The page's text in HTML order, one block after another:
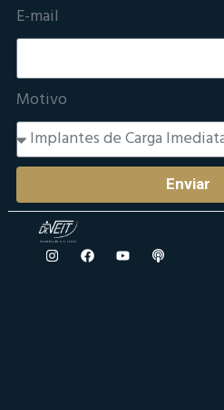
E-mail
Motivo
Enviar